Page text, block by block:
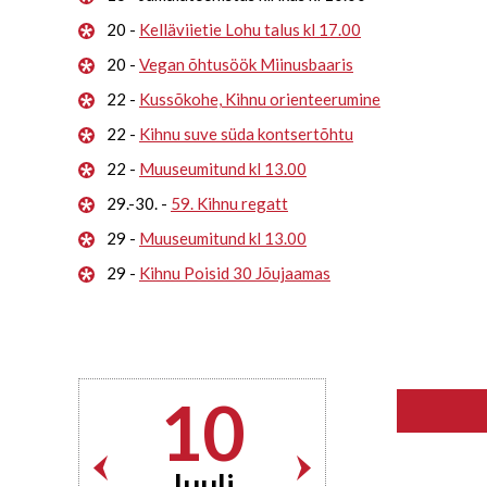
20 - Kelläviietie Lohu talus kl 17.00
20 - Vegan õhtusöök Miinusbaaris
22 - Kussõkohe, Kihnu orienteerumine
22 - Kihnu suve süda kontsertõhtu
22 - Muuseumitund kl 13.00
29.-30. - 59. Kihnu regatt
29 - Muuseumitund kl 13.00
29 - Kihnu Poisid 30 Jõujaamas
10